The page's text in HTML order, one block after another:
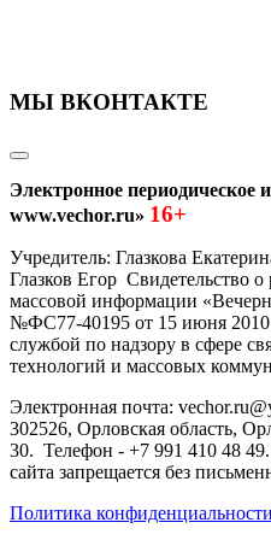
МЫ ВКОНТАКТЕ
Электронное периодическое
www.vechor.ru» 16+
Учредитель: Глазкова
Глазков Егор Свидетельство о
массовой информации
№ФС77-40195 от 15 июня 2010
службой по надзору в сфере
технологий и массовых
Электронная почта:
302526, Орловская область,
30. Телефон - +7 991 410 48
сайта запрещается без
Политика